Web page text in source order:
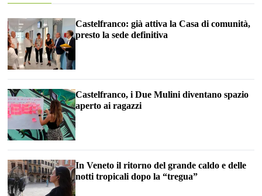
Castelfranco: già attiva la Casa di comunità,
presto la sede definitiva
Castelfranco, i Due Mulini diventano spazio
aperto ai ragazzi
In Veneto il ritorno del grande caldo e delle
notti tropicali dopo la “tregua”